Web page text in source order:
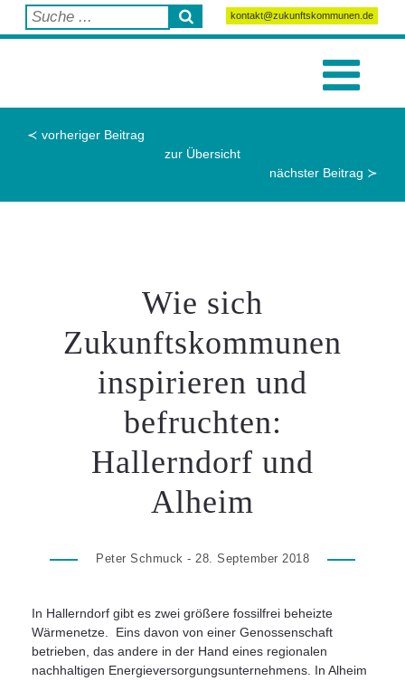
kontakt@zukunftskommunen.de
≺ vorheriger Beitrag
zur Übersicht
nächster Beitrag ≻
Wie sich
Zukunftskommunen
inspirieren und
befruchten:
Hallerndorf und
Alheim
Peter Schmuck - 28. September 2018
In Hallerndorf gibt es zwei größere fossilfrei beheizte
Wärmenetze. Eins davon von einer Genossenschaft
betrieben, das andere in der Hand eines regionalen
nachhaltigen Energieversorgungsunternehmens. In Alheim